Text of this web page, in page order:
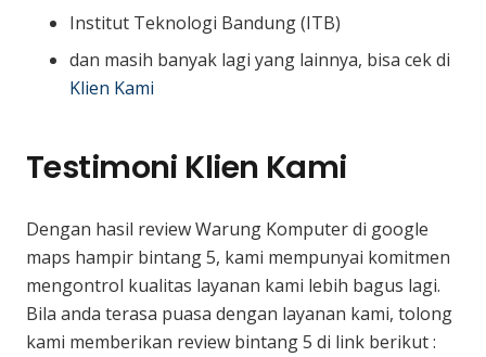
Institut Teknologi Bandung (ITB)
dan masih banyak lagi yang lainnya, bisa cek di
Klien Kami
Testimoni Klien Kami
Dengan hasil review Warung Komputer di google
maps hampir bintang 5, kami mempunyai komitmen
mengontrol kualitas layanan kami lebih bagus lagi.
Bila anda terasa puasa dengan layanan kami, tolong
kami memberikan review bintang 5 di link berikut :